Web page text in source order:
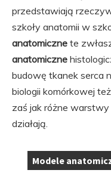
przedstawiają
szkoły anatomii w
anatomiczne te
anatomiczne
budowę tkanek serca
biologii komórkowej
zaś jak różne warstwy
działają.
Tagi:
Modele